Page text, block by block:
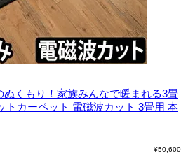
くもり！家族みんなで暖まれる3畳
トカーペット 電磁波カット 3畳用 本
¥50,600